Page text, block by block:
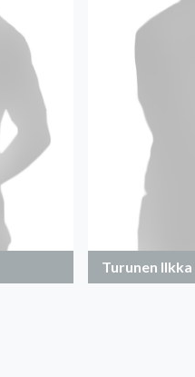
Turunen Ilkka